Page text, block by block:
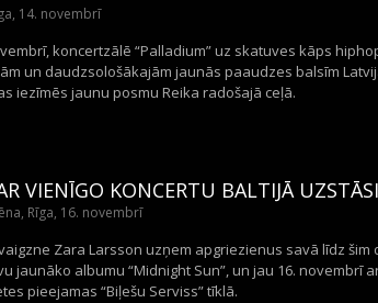
14. novembrī
koncertzālē “Palladium” uz skatuves kāps
un daudzsološākajām jaunās paaudzes balsīm
iezīmēs jaunu posmu Reika radošajā ceļā.
VIENĪGO KONCERTU BALTIJĀ
Rīga, 16. novembrī
Zara Larsson uzņem apgriezienus savā līdz
jaunāko albumu “Midnight Sun”, un jau 16. novembrī
pieejamas “Biļešu Serviss” tīklā.